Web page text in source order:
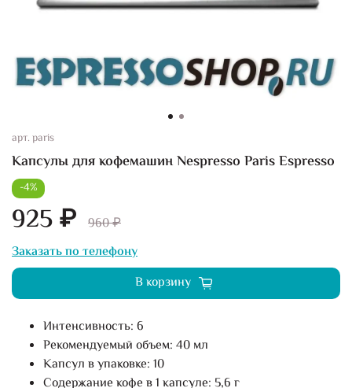
арт.paris
Капсулы для кофемашин Nespresso Paris Espresso
-4%
925 ₽ 960 ₽
Заказать по телефону
В корзину
Интенсивность: 6
Рекомендуемый объем: 40 мл
Капсул в упаковке: 10
Содержание кофе в 1 капсуле: 5,6 г